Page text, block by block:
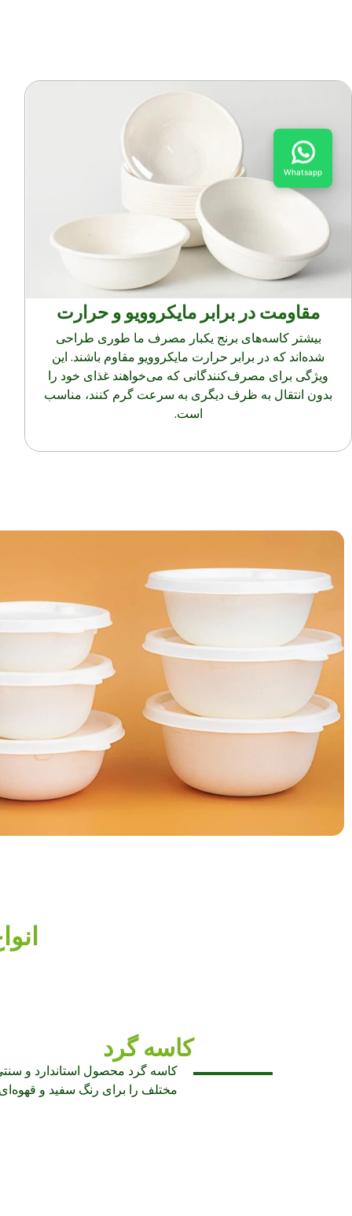
مقاومت در برابر مایکروویو و حرارت
بیشتر کاسه‌های برنج یکبار مصرف ما طوری طراحی
شده‌اند که در برابر حرارت مایکروویو مقاوم باشند. این
ویژگی برای مصرف‌کنندگانی که می‌خواهند غذای خود را
بدون انتقال به ظرف دیگری به سرعت گرم کنند، مناسب
است.
کاسه گرد
کاسه گرد محصول استاندارد و
مختلف را برای رنگ سفید و قهوه‌ای
Whatsapp